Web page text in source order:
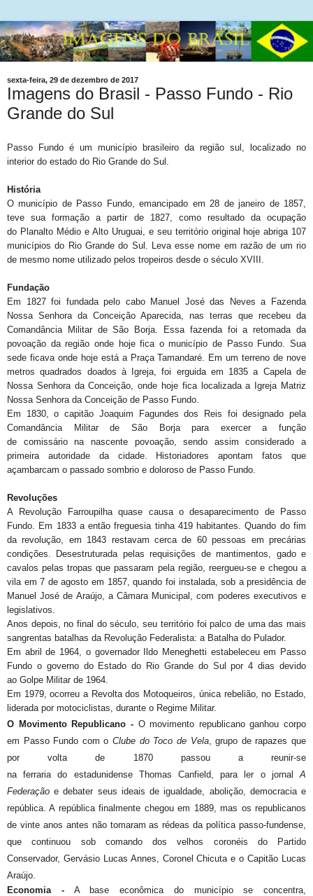
sexta-feira, 29 de dezembro de 2017
Imagens do Brasil - Passo Fundo - Rio
Grande do Sul
Passo Fundo é um município brasileiro da região sul, localizado no
interior do estado do Rio Grande do Sul.
História
O município de Passo Fundo, emancipado em 28 de janeiro de 1857,
teve sua formação a partir de 1827, como resultado da ocupação
do Planalto Médio e Alto Uruguai, e seu território original hoje abriga 107
municípios do Rio Grande do Sul. Leva esse nome em razão de um rio
de mesmo nome utilizado pelos tropeiros desde o século XVIII.
Fundação
Em 1827 foi fundada pelo cabo Manuel José das Neves a Fazenda
Nossa Senhora da Conceição Aparecida, nas terras que recebeu da
Comandância Militar de São Borja. Essa fazenda foi a retomada da
povoação da região onde hoje fica o município de Passo Fundo. Sua
sede ficava onde hoje está a Praça Tamandaré. Em um terreno de nove
metros quadrados doados à Igreja, foi erguida em 1835 a Capela de
Nossa Senhora da Conceição, onde hoje fica localizada a Igreja Matriz
Nossa Senhora da Conceição de Passo Fundo.
Em 1830, o capitão Joaquim Fagundes dos Reis foi designado pela
Comandância Militar de São Borja para exercer a função
de comissário na nascente povoação, sendo assim considerado a
primeira autoridade da cidade. Historiadores apontam fatos que
açambarcam o passado sombrio e doloroso de Passo Fundo.
Revoluções
A Revolução Farroupilha quase causa o desaparecimento de Passo
Fundo. Em 1833 a então freguesia tinha 419 habitantes. Quando do fim
da revolução, em 1843 restavam cerca de 60 pessoas em precárias
condições. Desestruturada pelas requisições de mantimentos, gado e
cavalos pelas tropas que passaram pela região, reergueu-se e chegou a
vila em 7 de agosto em 1857, quando foi instalada, sob a presidência de
Manuel José de Araújo, a Câmara Municipal, com poderes executivos e
legislativos.
Anos depois, no final do século, seu território foi palco de uma das mais
sangrentas batalhas da Revolução Federalista: a Batalha do Pulador.
Em abril de 1964, o governador Ildo Meneghetti estabeleceu em Passo
Fundo o governo do Estado do Rio Grande do Sul por 4 dias devido
ao Golpe Militar de 1964.
Em 1979, ocorreu a Revolta dos Motoqueiros, única rebelião, no Estado,
liderada por motociclistas, durante o Regime Militar.
O Movimento Republicano - O movimento republicano ganhou corpo
em Passo Fundo com o Clube do Toco de Vela, grupo de rapazes que
por volta de 1870 passou a reunir-se
na ferraria do estadunidense Thomas Canfield, para ler o jornal A
Federação e debater seus ideais de igualdade, abolição, democracia e
república. A república finalmente chegou em 1889, mas os republicanos
de vinte anos antes não tomaram as rédeas da política passo-fundense,
que continuou sob comando dos velhos coronéis do Partido
Conservador, Gervásio Lucas Annes, Coronel Chicuta e o Capitão Lucas
Araújo.
Economia -A base econômica do município se concentra,